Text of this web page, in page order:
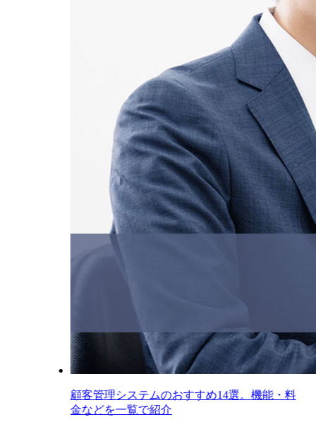
顧客管理システムのおすすめ14選。機能・料
金などを一覧で紹介